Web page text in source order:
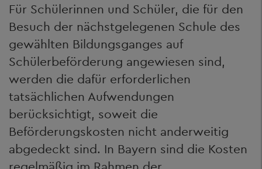
Für Schülerinnen und Schüler, die für den
Besuch der nächstgelegenen Schule des
gewählten Bildungsganges auf
Schülerbeförderung angewiesen sind,
werden die dafür erforderlichen
tatsächlichen Aufwendungen
berücksichtigt, soweit die
Beförderungskosten nicht anderweitig
abgedeckt sind. In Bayern sind die Kosten